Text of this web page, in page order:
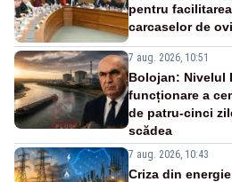
pentru
carcaselor de
7 aug. 2026, 10:51
Bolojan: Nivelul
funcționare a
de patru-cinci
scădea
7 aug. 2026, 10:43
Criza din